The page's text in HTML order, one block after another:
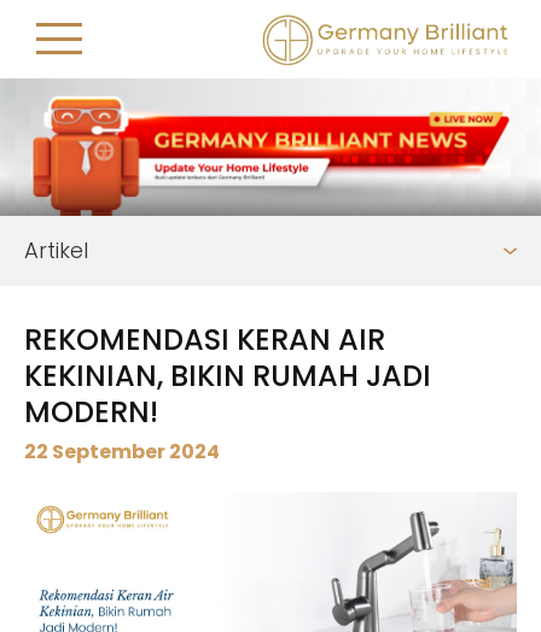
Artikel
REKOMENDASI KERAN AIR
KEKINIAN, BIKIN RUMAH JADI
MODERN!
22 September 2024